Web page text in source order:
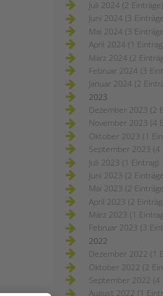
Juli 2024 (2 Einträge)
Juni 2024 (3
Mai 2024 (3
April 2024 (1
März 2024 (2
Februar 2024 (3
Januar 2024 (2
2023
Dezember 2023 (2
November 2023 (4
Oktober 2023 (1
September 2023 (4
Juli 2023 (1 Eintrag)
Juni 2023 (2
Mai 2023 (2
April 2023 (2
März 2023 (1
Februar 2023 (3
2022
Dezember 2022 (1
Oktober 2022 (2
September 2022 (4
August 2022 (1